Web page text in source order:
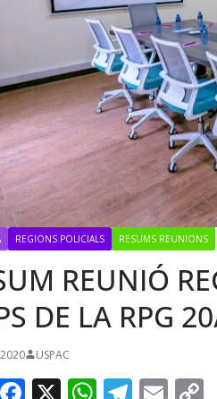
REGIONS POLICIALS RESUMS REUNIONS
REUNIÓ
DE LA RPG
USPAC